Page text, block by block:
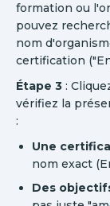
formation ou
pouvez
nom
certification
Étape 3 :
vérifiez la
:
Une
nom exact
Des